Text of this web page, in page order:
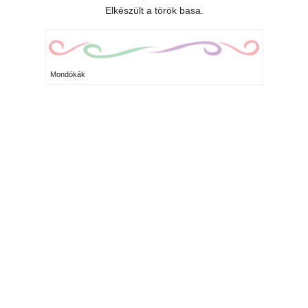
Elkészült a török basa.
Mondókák